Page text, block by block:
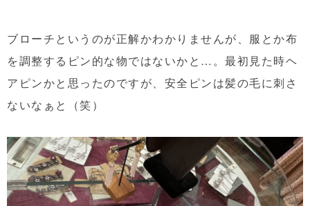
ブローチというのが正解かわかりませんが、服とか布
を調整するピン的な物ではないかと…。最初見た時ヘ
アピンかと思ったのですが、安全ピンは髪の毛に刺さ
ないなぁと（笑）